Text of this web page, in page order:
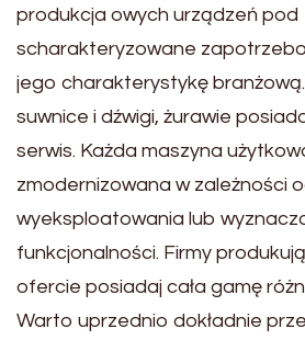
produkcja owych urządzeń pod
scharakteryzowane
jego charakterystykę
suwnice i dźwigi, żurawie
serwis. Każda maszyna
zmodernizowana w zależności
wyeksploatowania lub
funkcjonalności. Firmy
ofercie posiadaj cała gamę
Warto uprzednio dokładnie